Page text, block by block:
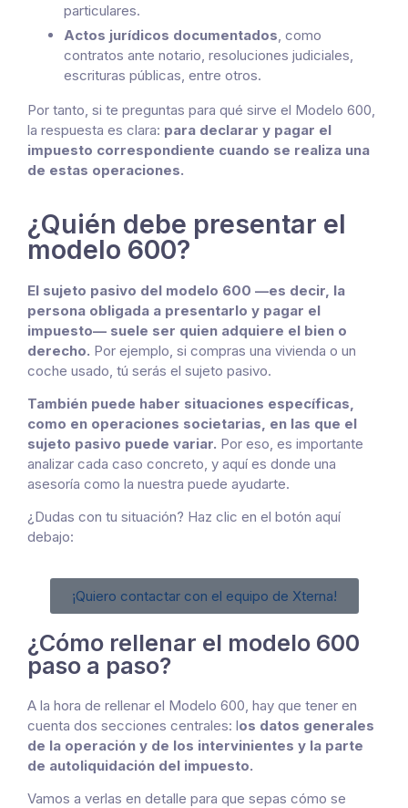
particulares.
Actos jurídicos documentados, como
contratos ante notario, resoluciones judiciales,
escrituras públicas, entre otros.
Por tanto, si te preguntas para qué sirve el Modelo 600,
la respuesta es clara: para declarar y pagar el
impuesto correspondiente cuando se realiza una
de estas operaciones.
¿Quién debe presentar el
modelo 600?
El sujeto pasivo del modelo 600 —es decir, la
persona obligada a presentarlo y pagar el
impuesto— suele ser quien adquiere el bien o
derecho. Por ejemplo, si compras una vivienda o un
coche usado, tú serás el sujeto pasivo.
También puede haber situaciones específicas,
como en operaciones societarias, en las que el
sujeto pasivo puede variar. Por eso, es importante
analizar cada caso concreto, y aquí es donde una
asesoría como la nuestra puede ayudarte.
¿Dudas con tu situación? Haz clic en el botón aquí
debajo:
¡Quiero contactar con el equipo de Xterna!
¿Cómo rellenar el modelo 600
paso a paso?
A la hora de rellenar el Modelo 600, hay que tener en
cuenta dos secciones centrales: los datos generales
de la operación y de los intervinientes y la parte
de autoliquidación del impuesto.
Vamos a verlas en detalle para que sepas cómo se